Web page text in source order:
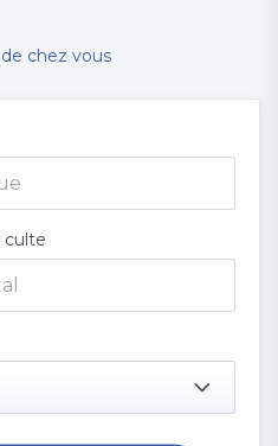
chez vous
culte